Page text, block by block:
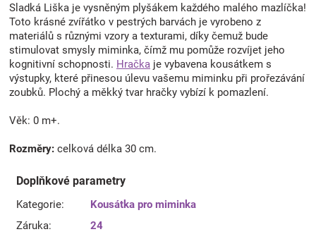
Sladká Liška je vysněným plyšákem každého malého mazlíčka!
Toto krásné zvířátko v pestrých barvách je vyrobeno z
materiálů s různými vzory a texturami, díky čemuž bude
stimulovat smysly miminka, čímž mu pomůže rozvíjet jeho
kognitivní schopnosti. Hračka je vybavena kousátkem s
výstupky, které přinesou úlevu vašemu miminku při prořezávání
zoubků. Plochý a měkký tvar hračky vybízí k pomazlení.
Věk: 0 m+.
Rozměry: celková délka 30 cm.
Doplňkové parametry
Kategorie:
Kousátka pro miminka
Záruka:
24